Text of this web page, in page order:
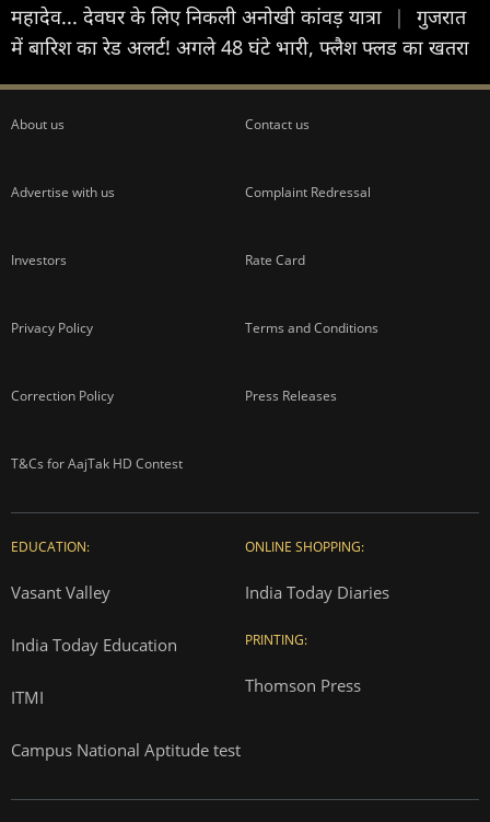
महादेव... देवघर के लिए निकली अनोखी कांवड़ यात्रा
|
गुजरात
में बारिश का रेड अलर्ट! अगले 48 घंटे भारी, फ्लैश फ्लड का खतरा
About us Contact us
Advertise with us Complaint Redressal
Investors Rate Card
Privacy Policy Terms and Conditions
Correction Policy Press Releases
T&Cs for AajTak HD Contest
EDUCATION:
Vasant Valley
India Today Education
ITMI
Campus National Aptitude test
ONLINE SHOPPING:
India Today Diaries
PRINTING:
Thomson Press